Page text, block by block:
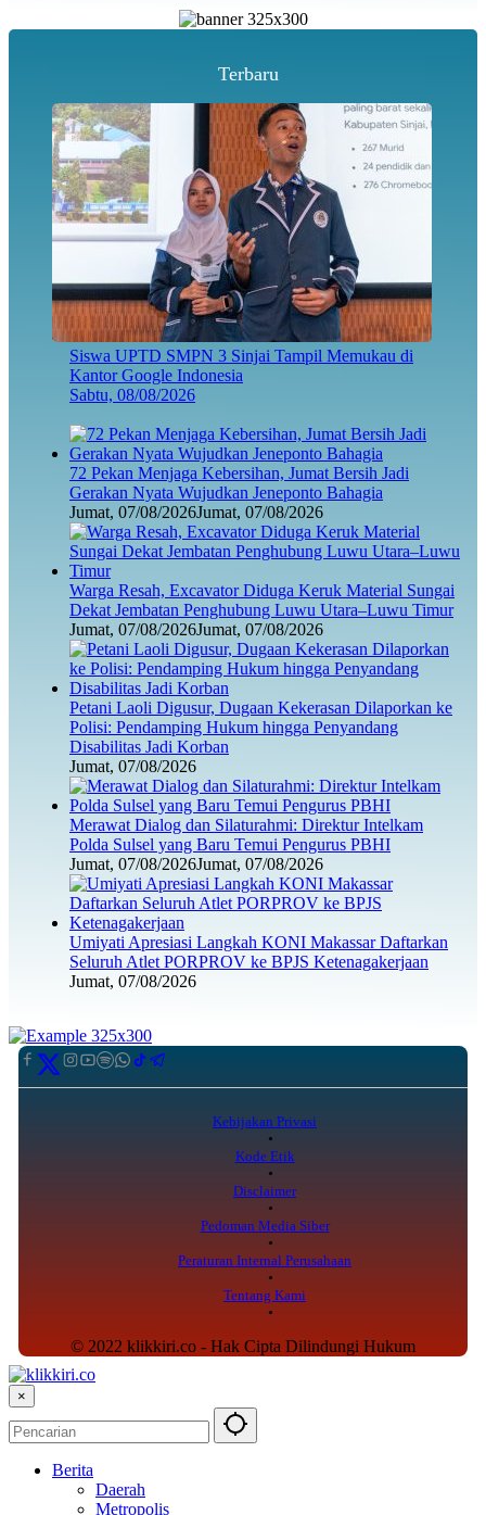
Terbaru
Siswa UPTD SMPN 3 Sinjai Tampil Memukau di
Kantor Google Indonesia
Sabtu, 08/08/2026
72 Pekan Menjaga Kebersihan, Jumat Bersih Jadi
Gerakan Nyata Wujudkan Jeneponto Bahagia
Jumat, 07/08/2026Jumat, 07/08/2026
Warga Resah, Excavator Diduga Keruk Material Sungai
Dekat Jembatan Penghubung Luwu Utara–Luwu Timur
Jumat, 07/08/2026Jumat, 07/08/2026
Petani Laoli Digusur, Dugaan Kekerasan Dilaporkan ke
Polisi: Pendamping Hukum hingga Penyandang
Disabilitas Jadi Korban
Jumat, 07/08/2026
Merawat Dialog dan Silaturahmi: Direktur Intelkam
Polda Sulsel yang Baru Temui Pengurus PBHI
Jumat, 07/08/2026Jumat, 07/08/2026
Umiyati Apresiasi Langkah KONI Makassar Daftarkan
Seluruh Atlet PORPROV ke BPJS Ketenagakerjaan
Jumat, 07/08/2026
Kebijakan Privasi
Kode Etik
Disclaimer
Pedoman Media Siber
Peraturan Internal Perusahaan
Tentang Kami
© 2022 klikkiri.co - Hak Cipta Dilindungi Hukum
×
Berita
Daerah
Metropolis